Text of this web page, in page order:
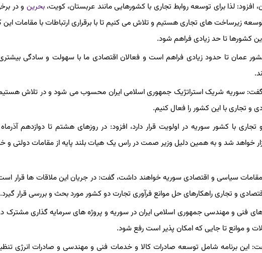
افزود: لذا برای توسعه روابط تجاری با کشورهایی مانند عربستان، کویت،بحرین و در
زیرساخت های تجاری هستیم و تلاش می کنیم تا با برقراری ارتباطات با مقامات
کشورها تا حد زیادی فراهم شود.
عمان تا حدود زیادی فراهم است و فعالان اقتصادی ما با سهولت و سادگی
گفت: سوریه شریک استراتژیک جمهوری اسلامی ایران محسوب می شود و در تلاش
و تجاری با این کشور را فعال کنیم.
با کشور سوریه در اولویت قرار دارد، افزود: در روزهای هشتم تا دوازدهم
خواهد شد و به همین دلیل وزیر صمت در راس یک هیات بلند پایه از مقامات دولتی
مقامات سیاسی و اقتصادی سوریه خواهند داشت، گفت: در جریان این ملاقات ها قرار
و تجاری راهکارهای حل موانع فرآوری تجارت دو کشور مورد بحث و بررسی قرار گیرد.
فنی و مهندسی جمهوری اسلامی ایران در سوریه و پروژه های سرمایه گذاری مشترک
و موانع تا جایی که امکان پذیر است رفع شود.
این برنامه شامل توسعه صادرات کالا و خدمات فنی و مهندسی و صادرات انرژی